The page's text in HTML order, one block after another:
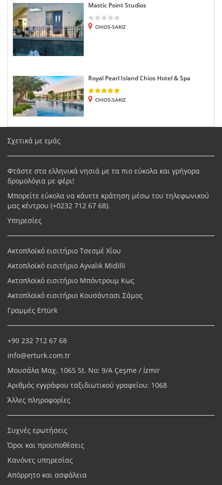
Mastic Point Studios
CHIOS-SAKIZ
Royal Pearl Island Chios Hotel & Spa
CHIOS-SAKIZ
Σχετικά με εμάς
Φτάστε στα ελληνικά νησιά με τα πιο εύκολα και γρήγορα
δρομολόγια με φέρι!
Μπορείτε εύκολα να κάνετε κράτηση μέσω του τηλεφωνικού
μας κέντρου (+0232 712 67 68).
Υπηρεσίες
Ακτοπλοϊκό εισιτήριο Τσεσμέ Χίου
Ακτοπλοϊκό εισιτήριο Ayvalık Midilli
Ακτοπλοϊκό εισιτήριο Μπόντρουμ Κως
Ακτοπλοϊκό εισιτήριο Κουσάντασι Σάμος
Γραμμές Ertürk
+90 232 712 67 68
info@erturk.com.tr
Μουσάλα Μαχ. 1065 St. No: 9/A Çeşme / İzmir
Αριθμός εγγράφου ταξιδιωτικού γραφείου: 1068
Άλλες πληροφορίες
Συχνές ερωτήσεις
Όροι και προϋποθέσεις
Κανόνες υπηρεσίας
Απόρρητο και ασφάλεια